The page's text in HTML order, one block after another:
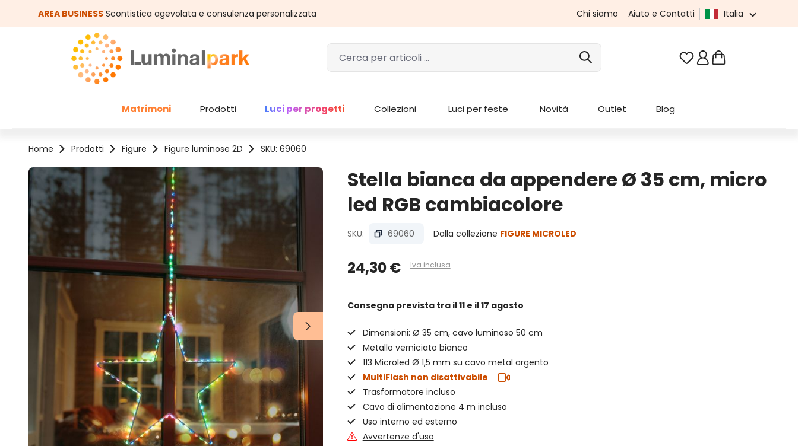
al contenuto principale
Salta alla ricerca
AREA BUSINESS Scontistica agevolata e consulenza personalizzata Chi siamo Aiuto e Contatti Italia
Hai 0 articoli nella
Matrimoni Prodotti Luci per progetti Collezioni Luci per feste Novità Outlet Blog
Home Prodotti Figure Figure luminose 2D SKU: 69060
Salta la galleria di immagini
Stella bianca da appendere Ø 35 cm, micro
led RGB cambiacolore
SKU: 69060 Dalla collezione FIGURE MICROLED
24,30 € Iva inclusa
Consegna prevista tra il 11 e il 17 agosto
Dimensioni: Ø 35 cm, cavo luminoso 50 cm
Metallo verniciato bianco
113 Microled Ø 1,5 mm su cavo metal argento
MultiFlash non disattivabile
Trasformatore incluso
Cavo di alimentazione 4 m incluso
Uso interno ed esterno
Avvertenze d'uso